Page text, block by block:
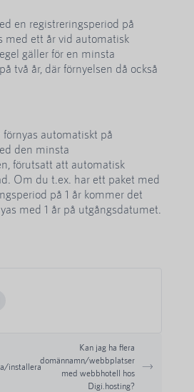
en registreringsperiod på
med ett år vid automatisk
gäller för en minsta
två år, där förnyelsen då också
automatiskt på
den minsta
förutsatt att automatisk
Om du t.ex. har ett paket med
på 1 år kommer det
med 1 år på utgångsdatumet.
installera
Kan jag ha flera
domännamn/webbplatser
med webbhotell hos
Digi.hosting?